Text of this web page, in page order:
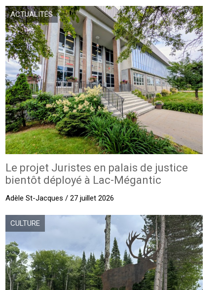
ACTUALITÉS
Le projet Juristes en palais de justice
bientôt déployé à Lac-Mégantic
Adèle St-Jacques / 27 juillet 2026
CULTURE